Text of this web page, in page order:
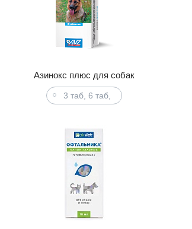
Азинокс плюс для собак
3 таб, 6 таб,